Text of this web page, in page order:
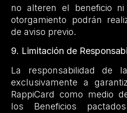
no alteren el beneficio
otorgamiento podrán
de aviso previo.
9. Limitación de
La responsabilidad de
exclusivamente a
RappiCard como medio
los Beneficios